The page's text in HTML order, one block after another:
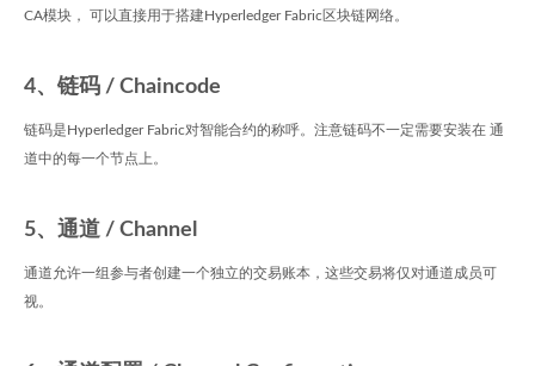
CA模块， 可以直接用于搭建Hyperledger Fabric区块链网络。
4、链码 / Chaincode
链码是Hyperledger Fabric对智能合约的称呼。注意链码不一定需要安装在 通
道中的每一个节点上。
5、通道 / Channel
通道允许一组参与者创建一个独立的交易账本，这些交易将仅对通道成员可
视。